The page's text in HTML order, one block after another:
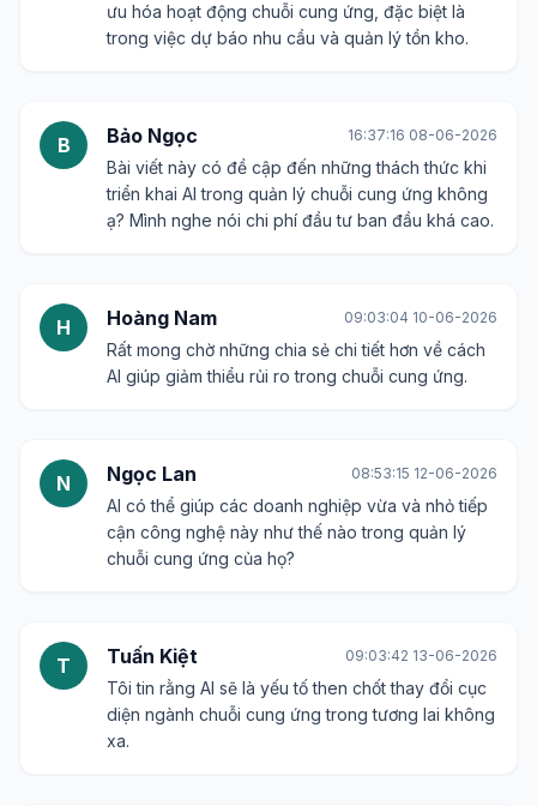
ưu hóa hoạt động chuỗi cung ứng, đặc biệt là
trong việc dự báo nhu cầu và quản lý tồn kho.
B Bảo Ngọc 16:37:16 08-06-2026
Bài viết này có đề cập đến những thách thức khi
triển khai AI trong quản lý chuỗi cung ứng không
ạ? Mình nghe nói chi phí đầu tư ban đầu khá cao.
H Hoàng Nam 09:03:04 10-06-2026
Rất mong chờ những chia sẻ chi tiết hơn về cách
AI giúp giảm thiểu rủi ro trong chuỗi cung ứng.
N Ngọc Lan 08:53:15 12-06-2026
AI có thể giúp các doanh nghiệp vừa và nhỏ tiếp
cận công nghệ này như thế nào trong quản lý
chuỗi cung ứng của họ?
T Tuấn Kiệt 09:03:42 13-06-2026
Tôi tin rằng AI sẽ là yếu tố then chốt thay đổi cục
diện ngành chuỗi cung ứng trong tương lai không
xa.